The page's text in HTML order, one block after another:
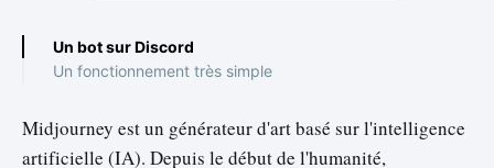
Un bot sur Discord
Un fonctionnement très simple
Midjourney est un générateur d'art basé sur l'intelligence
artificielle (IA). Depuis le début de l'humanité,